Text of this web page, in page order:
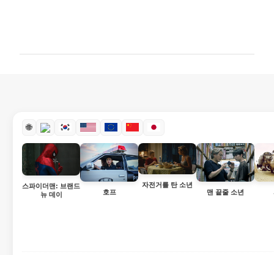
🌐
스파이더맨: 브랜드
뉴 데이
호프
자전거를 탄 소년
맨 끝줄 소년